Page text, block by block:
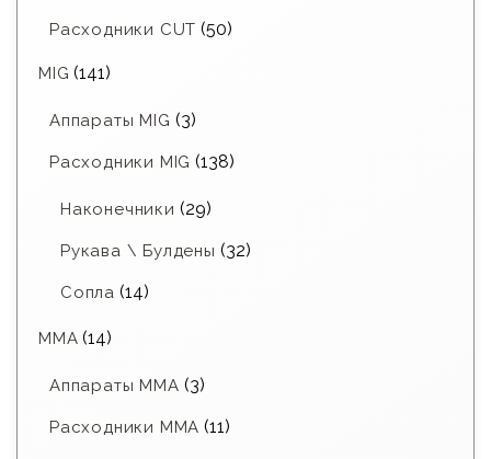
Расходники CUT (50)
MIG (141)
Аппараты MIG (3)
Расходники MIG (138)
Наконечники (29)
Рукава \ Булдены (32)
Сопла (14)
MMA (14)
Аппараты MMA (3)
Расходники ММА (11)